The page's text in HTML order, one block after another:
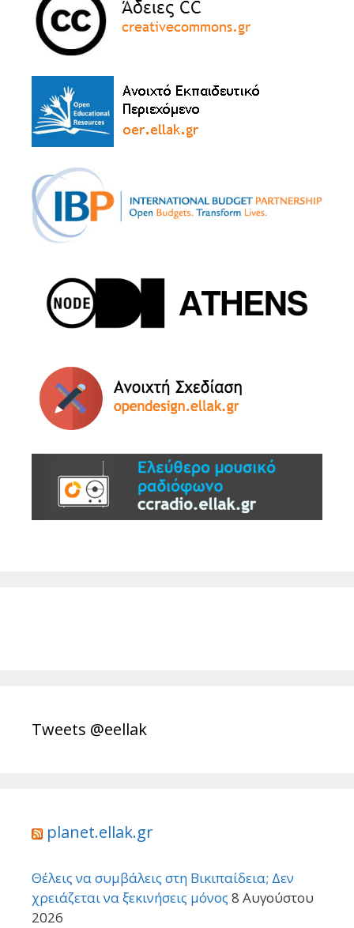
Tweets @eellak
planet.ellak.gr
Θέλεις να συμβάλεις στη Βικιπαίδεια; Δεν
χρειάζεται να ξεκινήσεις μόνος 8 Αυγούστου
2026